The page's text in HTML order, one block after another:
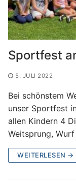
Sportfest
5. JULI 2022
Bei schönstem
unser Sportfest
allen Kindern 4
Weitsprung,
WEITERLESEN →